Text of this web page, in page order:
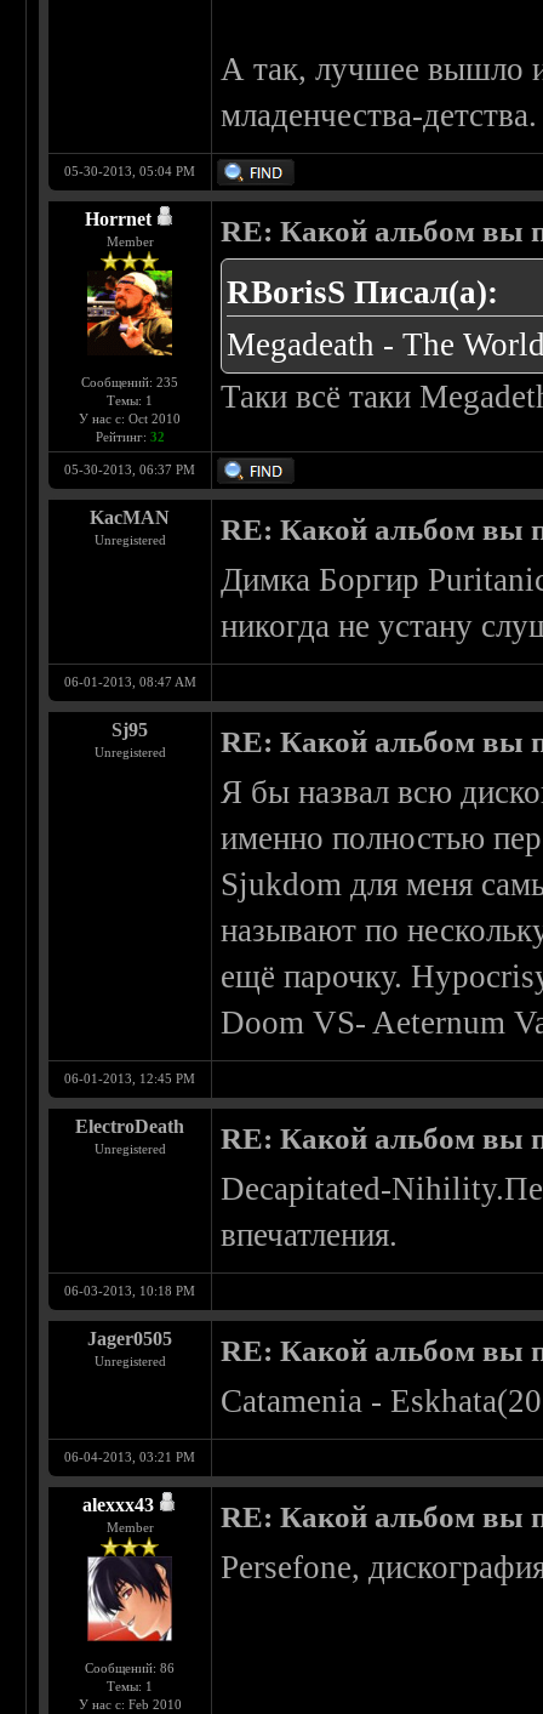
А так, лучшее вышло
младенчества-детства.
05-30-2013, 05:04 PM
Horrnet
Member
Сообщений: 235
Темы: 1
У нас с: Oct 2010
Рейтинг: 32
RE: Какой альбом вы
RBorisS Писал(а):
Megadeath - The
Таки всё таки
05-30-2013, 06:37 PM
KacMAN
Unregistered RE: Какой альбом вы
Димка Боргир
никогда не устану
06-01-2013, 08:47 AM
Sj95
Unregistered RE: Какой альбом вы
Я бы назвал всю
именно полностью
Sjukdom для меня
называют по
ещё парочку.
Doom VS- Aeternum
06-01-2013, 12:45 PM
ElectroDeath
Unregistered RE: Какой альбом вы
Decapitated-
впечатления.
06-03-2013, 10:18 PM
Jager0505
Unregistered RE: Какой альбом вы
Catamenia -
06-04-2013, 03:21 PM
alexxx43
Member
Сообщений: 86
Темы: 1
У нас с: Feb 2010
RE: Какой альбом вы
Persefone,